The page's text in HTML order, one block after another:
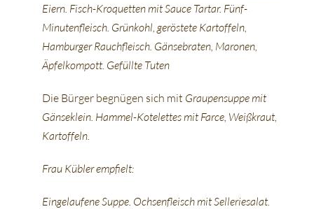
Eiern. Fisch-Kroquetten mit Sauce Tartar. Fünf-
Minutenfleisch. Grünkohl, geröstete Kartoffeln,
Hamburger Rauchfleisch. Gänsebraten, Maronen,
Äpfelkompott. Gefüllte Tuten
Die Bürger begnügen sich mit Graupensuppe mit
Gänseklein. Hammel-Kotelettes mit Farce, Weißkraut,
Kartoffeln.
Frau Kübler empfielt:
Eingelaufene Suppe. Ochsenfleisch mit Selleriesalat.